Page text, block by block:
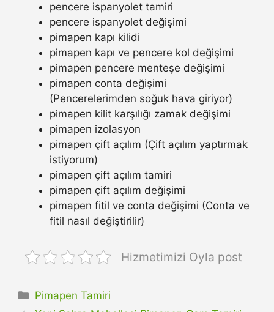
pencere ispanyolet tamiri
pencere ispanyolet değişimi
pimapen kapı kilidi
pimapen kapı ve pencere kol değişimi
pimapen pencere menteşe değişimi
pimapen conta değişimi
(Pencerelerimden soğuk hava giriyor)
pimapen kilit karşılığı zamak değişimi
pimapen izolasyon
pimapen çift açılım (Çift açılım yaptırmak
istiyorum)
pimapen çift açılım tamiri
pimapen çift açılım değişimi
pimapen fitil ve conta değişimi (Conta ve
fitil nasıl değiştirilir)
Hizmetimizi Oyla post
Kategoriler
Pimapen Tamiri